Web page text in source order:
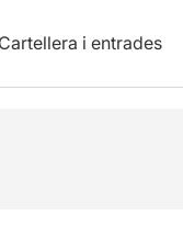
Cartellera i entrades